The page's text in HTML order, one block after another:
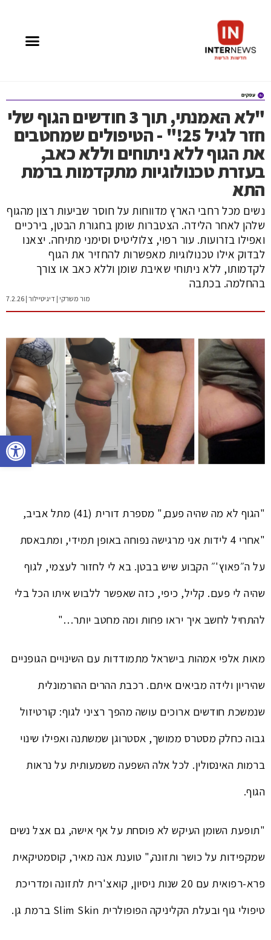
פתח סרגל נגישות
"לא האמנתי, תוך 3 חודשים הגוף שלי
חזר לגיל 25!" - הטיפולים שמחטבים
את הגוף ללא ניתוחים וללא כאב,
בעזרת טכנולוגיות מתקדמות ברמת
התא
נשים מכל רחבי הארץ מדווחות על חוסר שביעות רצון מהגוף
שלהן לאחר הלידה. הצטברות שומן בחגורת הבטן, בירכיים
ואפילו בזרועות. עור רפוי, צלוליטיס וסימני מתיחה. יצאנו
לבדוק אילו טכנולוגיות מאפשרות להחזיר את הגוף
לקדמותו, ללא ניתוחי שאיבת שומן וללא כאב או צורך
בהחלמה. בכתבה
מור משרקי | דיגיטיילור | 7.2.26
"הגוף לא מה שהיה פעם," מספרת דורית (41) מתל אביב,
"אחרי 4 לידות אני מרגישה נפוחה באופן תמידי, ומתבאסת
על ה״פאוץ'״ הקבוע שיש בבטן. בא לי לחזור לעצמי, לגוף
שהיה לי פעם. קליל, כיפי, כזה שאפשר ללבוש איתו הכל בלי
להתחיל לחשב איך יראו פחות ומה מחטב יותר…"
מאות אלפי אמהות בישראל מתמודדות עם השינויים הגופניים
שהיריון ולידה מביאים איתם. רכבת ההרים ההורמונלית
שנמשכת חודשים ארוכים עושה מהפך רציני לגוף: קורטיזול
גבוה כחלק מסטרס ממושך, אסטרוגן שמשתנה ואפילו שינוי
ברמות האינסולין. לכל אלה השפעה משמעותית על נראות
הגוף.
"תופעת השומן העיקש לא פוסחת על אף אישה, גם אצל נשים
שמקפידות על כושר ותזונה," טוענת אנה מאיר, קוסמטיקאית
פרא-רפואית עם 20 שנות ניסיון, קואצ'רית לתזונה ומדריכת
טיפולי גוף ובעלת הקליניקה הפופולרית Slim Skin ברמת גן.